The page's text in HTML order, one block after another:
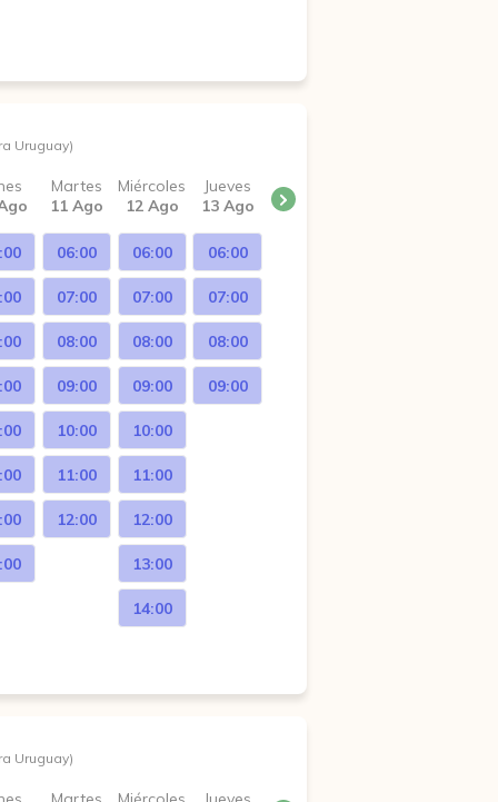
Uruguay)
Martes
11 Ago
06:00
07:00
08:00
09:00
10:00
11:00
12:00
Miércoles
12 Ago
06:00
07:00
08:00
09:00
10:00
11:00
12:00
13:00
14:00
Jueves
13 Ago
06:00
07:00
08:00
09:00
Uruguay)